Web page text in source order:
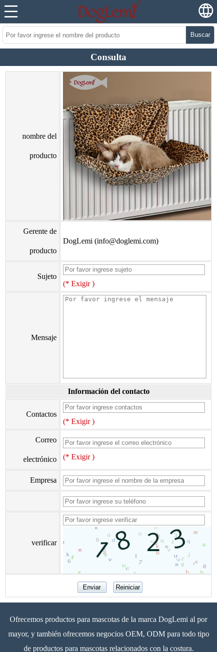
Buscar
Consulta
nombre del
producto
Gerente de
producto
DogLemi (info@doglemi.com)
Sujeto
(* Exigir )
Mensaje
Información del contacto
Contactos
(* Exigir )
Correo
electrónico (* Exigir )
Empresa
verificar
Ofrecemos productos para mascotas de la marca DogLemi al por
mayor, y también ofrecemos negocios OEM, ODM para todo tipo
de productos para mascotas relacionados con la costura.